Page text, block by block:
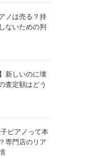
ノは売る？持
ないための判
新しいのに壊
査定額はどう
ピアノって本
専門店のリア